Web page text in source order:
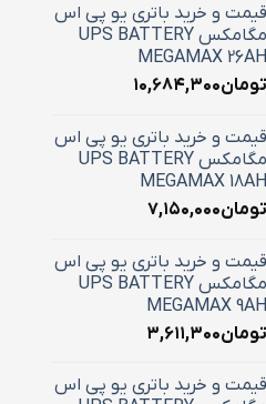
قیمت و خرید باتری یو پی اس
مگامکس UPS BATTERY
MEGAMAX 26AH
تومان۱۰,۶۸۴,۳۰۰
قیمت و خرید باتری یو پی اس
مگامکس UPS BATTERY
MEGAMAX 18AH
تومان۷,۱۵۰,۰۰۰
قیمت و خرید باتری یو پی اس
مگامکس UPS BATTERY
MEGAMAX 9AH
تومان۳,۶۱۱,۳۰۰
قیمت و خرید باتری یو پی اس